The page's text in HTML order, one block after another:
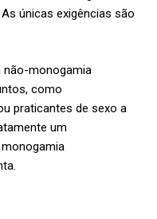
únicas exigências são
não-monogamia
como
praticantes de sexo a
um